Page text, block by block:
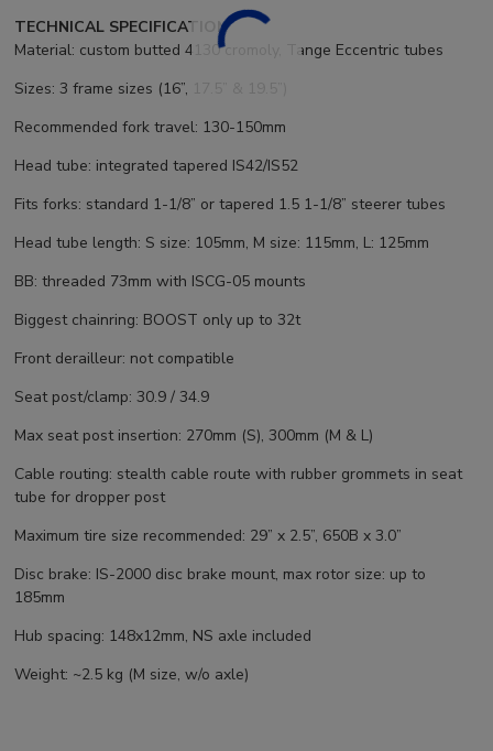
TECHNICAL SPECIFICATION
Material: custom butted 4130 cromoly, Tange Eccentric tubes
Sizes: 3 frame sizes (16”, 17.5” & 19.5”)
Recommended fork travel: 130-150mm
Head tube: integrated tapered IS42/IS52
Fits forks: standard 1-1/8” or tapered 1.5 1-1/8” steerer tubes
Head tube length: S size: 105mm, M size: 115mm, L: 125mm
BB: threaded 73mm with ISCG-05 mounts
Biggest chainring: BOOST only up to 32t
Front derailleur: not compatible
Seat post/clamp: 30.9 / 34.9
Max seat post insertion: 270mm (S), 300mm (M & L)
Cable routing: stealth cable route with rubber grommets in seat
tube for dropper post
Maximum tire size recommended: 29” x 2.5”, 650B x 3.0”
Disc brake: IS-2000 disc brake mount, max rotor size: up to
185mm
Hub spacing: 148x12mm, NS axle included
Weight: ~2.5 kg (M size, w/o axle)